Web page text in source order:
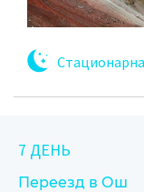
7 ДЕНЬ
Переезд в Ош